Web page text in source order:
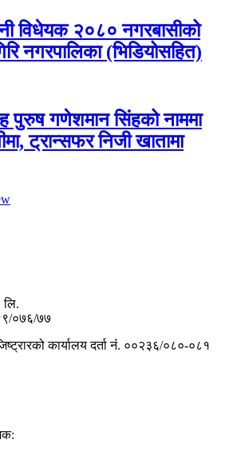
विधेयक २०८० नगरबासीको
नगरपालिका (भिडियोसहित)
पुरुष गणेशमान सिंहको नाममा
ट्रान्सफर निजी खातामा
लि.
०७६/७७
कार्यालय दर्ता नंं. ००२३६/०८०-०८१